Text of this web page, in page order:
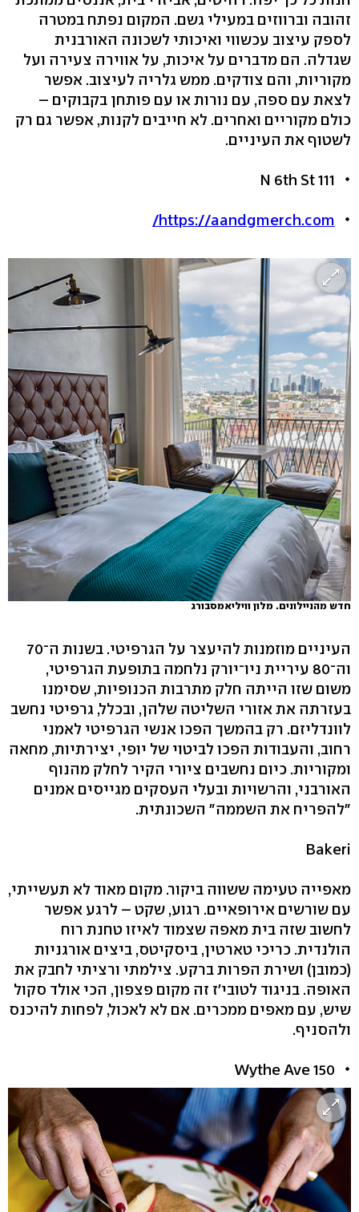
זהובה וברווזים במעילי גשם. המקום נפתח במטרה
לספק עיצוב עכשווי ואיכותי לשכונה האורבנית
שגדלה. הם מדברים על איכות, על אווירה צעירה ועל
מקוריות, והם צודקים. ממש גלריה לעיצוב. אפשר
לצאת עם ספה, עם נורות או עם פותחן בקבוקים –
כולם מקוריים ואחרים. לא חייבים לקנות, אפשר גם רק
לשטוף את העיניים.
https://aandgmerch.com/
חדש מהניילונים. מלון וויליאמסבורג
העיניים מוזמנות להיעצר על הגרפיטי. בשנות ה־70
וה־80 עיריית ניו־יורק נלחמה בתופעת הגרפיטי,
משום שזו הייתה חלק מתרבות הכנופיות, שסימנו
בעזרתה את אזורי השליטה שלהן, ובכלל, גרפיטי נחשב
לוונדליזם. רק בהמשך הפכו אנשי הגרפיטי לאמני
רחוב, והעבודות הפכו לביטוי של יופי, יצירתיות, מחאה
ומקוריות. כיום נחשבים ציורי הקיר לחלק מהנוף
האורבני, והרשויות ובעלי העסקים מגייסים אמנים
"להפריח את השממה" השכונתית.
Bakeri
מאפייה טעימה ששווה ביקור. מקום מאוד לא תעשייתי,
עם שורשים אירופאיים. רגוע, שקט – לרגע אפשר
לחשוב שזה בית מאפה שצמוד לאיזו טחנת רוח
הולנדית. כריכי טארטין, ביסקיטס, ביצים אורגניות
(כמובן) ושירת הפרות ברקע. צילמתי ורציתי לחבק את
האופה. בניגוד לטובי'ז זה מקום פצפון, הכי אולד סקול
שיש, עם מאפים ממכרים. אם לא לאכול, לפחות להיכנס
ולהסניף.